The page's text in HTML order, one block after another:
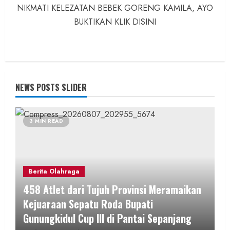
NIKMATI KELEZATAN BEBEK GORENG KAMILA, AYO
BUKTIKAN KLIK DISINI
NEWS POSTS SLIDER
3 MIN READ
Berita Olahraga
458 Atlet dari Tujuh Provinsi Meramaikan
Kejuaraan Sepatu Roda Bupati
Gunungkidul Cup III di Pantai Sepanjang